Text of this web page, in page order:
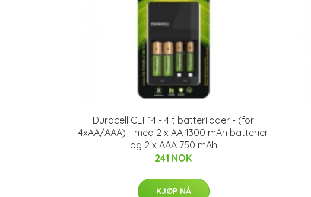
Duracell CEF14 - 4 t batterilader - (for
4xAA/AAA) - med 2 x AA 1300 mAh batterier
og 2 x AAA 750 mAh
241 NOK
KJØP NÅ